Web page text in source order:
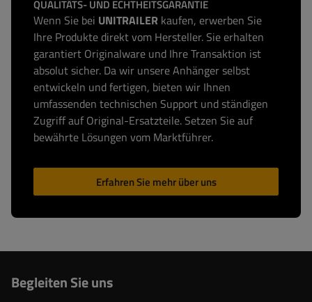
QUALITÄTS- UND ECHTHEITSGARANTIE
Wenn Sie bei UNITRAILER kaufen, erwerben Sie
Ihre Produkte direkt vom Hersteller. Sie erhalten
garantiert Originalware und Ihre Transaktion ist
absolut sicher. Da wir unsere Anhänger selbst
entwickeln und fertigen, bieten wir Ihnen
umfassenden technischen Support und ständigen
Zugriff auf Original-Ersatzteile. Setzen Sie auf
bewährte Lösungen vom Marktführer.
Erfahren Sie mehr über uns
Begleiten Sie uns